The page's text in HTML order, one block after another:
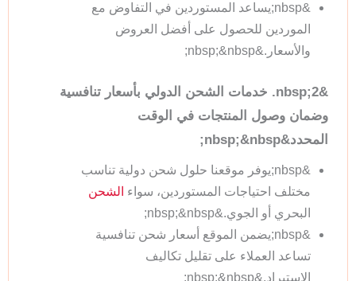
&nbsp;يساعد المستوردين في التفاوض مع
الموردين للحصول على أفضل العروض
والأسعار.&nbsp;&nbsp;
&nbsp;2. خدمات الشحن الدولي بأسعار تنافسية
وضمان وصول المنتجات في الوقت
المحدد&nbsp;&nbsp;
&nbsp;يوفر موقعنا حلول شحن دولية تناسب
مختلف احتياجات المستوردين، سواء الشحن
البحري أو الجوي.&nbsp;&nbsp;
&nbsp;يضمن الموقع أسعار شحن تنافسية
تساعد العملاء على تقليل تكاليف
الاستيراد.&nbsp;&nbsp;